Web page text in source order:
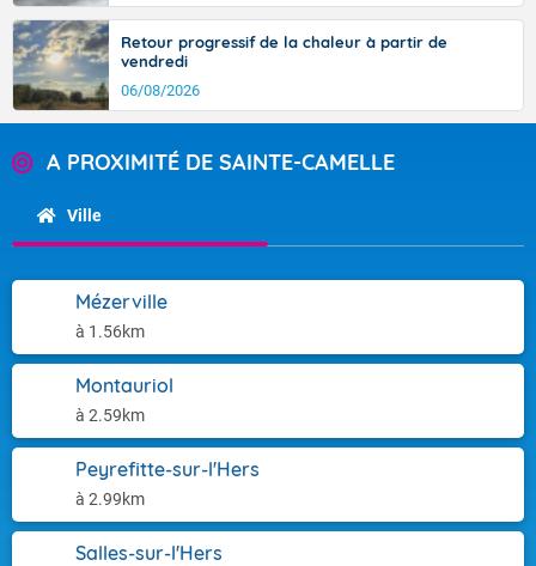
Retour progressif de la chaleur à partir de
vendredi
06/08/2026
A PROXIMITÉ DE SAINTE-CAMELLE
Ville
Mézerville
à 1.56km
Montauriol
à 2.59km
Peyrefitte-sur-l'Hers
à 2.99km
Salles-sur-l'Hers